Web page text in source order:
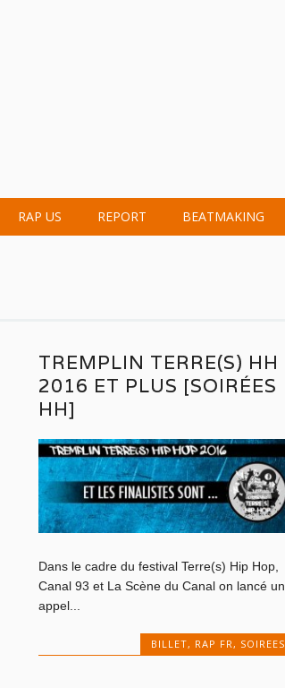
RAP US REPORT BEATMAKING
TREMPLIN TERRE(S) HH
2016 ET PLUS [SOIRÉES
HH]
Dans le cadre du festival Terre(s) Hip Hop,
Canal 93 et La Scène du Canal on lancé un
appel...
BILLET, RAP FR, SOIREES